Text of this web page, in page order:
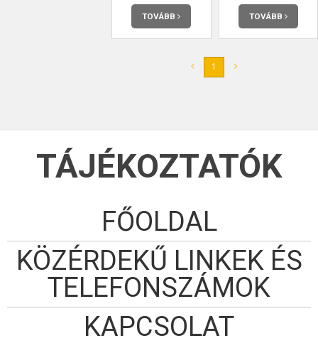
TOVÁBB TOVÁBB
1
TÁJÉKOZTATÓK
FŐOLDAL
KÖZÉRDEKŰ LINKEK ÉS
TELEFONSZÁMOK
KAPCSOLAT